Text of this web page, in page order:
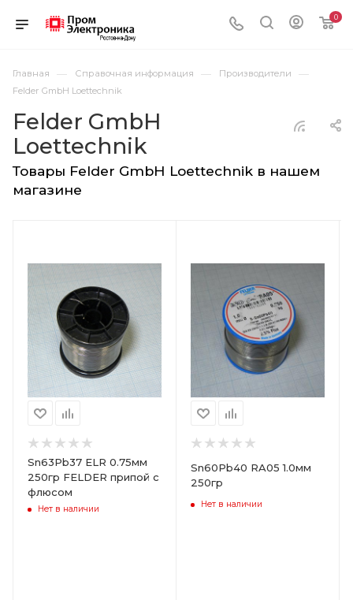
0
Главная — Справочная информация — Производители —
Felder GmbH Loettechnik
Felder GmbH
Loettechnik
Товары Felder GmbH Loettechnik в нашем
магазине
Sn63Pb37 ELR 0.75мм
250гр FELDER припой с
флюсом
Нет в наличии
Sn60Pb40 RA05 1.0мм
250гр
Нет в наличии